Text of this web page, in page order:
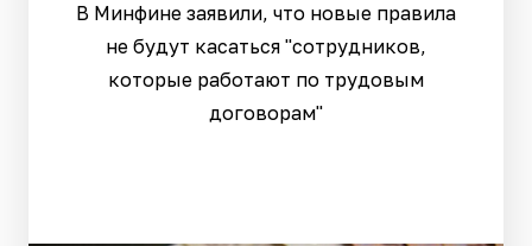
В Минфине заявили, что новые правила
не будут касаться "сотрудников,
которые работают по трудовым
договорам"